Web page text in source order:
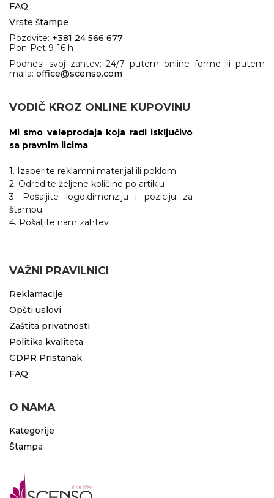
FAQ
Vrste štampe
Pozovite: +381 24 566 677
Pon-Pet 9-16 h
Podnesi svoj zahtev: 24/7 putem online forme ili putem
maila: office@scenso.com
VODIČ KROZ ONLINE KUPOVINU
Mi smo veleprodaja koja radi isključivo
sa pravnim licima
1. Izaberite reklamni materijal ili poklom
2. Odredite željene količine po artiklu
3. Pošaljite logo,dimenziju i poziciju za
štampu
4. Pošaljite nam zahtev
VAŽNI PRAVILNICI
Reklamacije
Opšti uslovi
Zaštita privatnosti
Politika kvaliteta
GDPR Pristanak
FAQ
O NAMA
Kategorije
Štampa